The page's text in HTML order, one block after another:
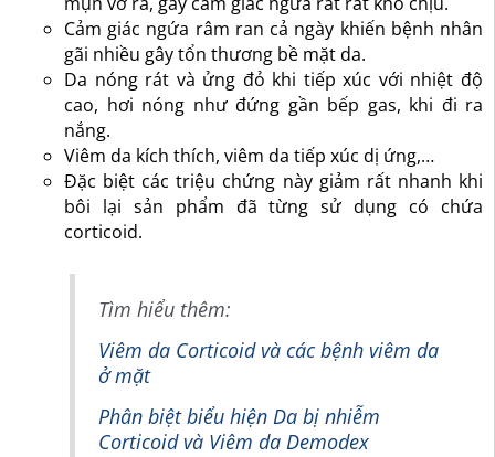
Cảm giác ngứa râm ran cả ngày khiến bệnh nhân
gãi nhiều gây tổn thương bề mặt da.
Da nóng rát và ửng đỏ khi tiếp xúc với nhiệt độ
cao, hơi nóng như đứng gần bếp gas, khi đi ra
nắng.
Viêm da kích thích, viêm da tiếp xúc dị ứng,…
Đặc biệt các triệu chứng này giảm rất nhanh khi
bôi lại sản phẩm đã từng sử dụng có chứa
corticoid.
Tìm hiểu thêm:
Viêm da Corticoid và các bệnh viêm da
ở mặt
Phân biệt biểu hiện Da bị nhiễm
Corticoid và Viêm da Demodex